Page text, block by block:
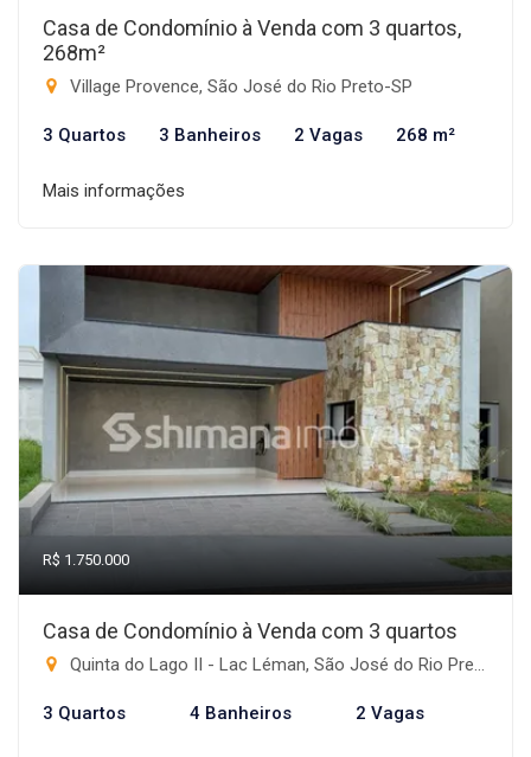
Casa de Condomínio à Venda com 3 quartos,
268m²
Village Provence, São José do Rio Preto-SP
3 Quartos 3 Banheiros 2 Vagas 268 m²
Mais informações
R$ 1.750.000
Casa de Condomínio à Venda com 3 quartos
Quinta do Lago II - Lac Léman, São José do Rio Preto-SP
3 Quartos 4 Banheiros 2 Vagas